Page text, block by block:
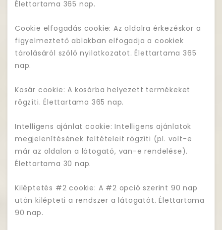
Élettartama 365 nap.
Cookie elfogadás cookie: Az oldalra érkezéskor a
figyelmeztető ablakban elfogadja a cookiek
tárolásáról szóló nyilatkozatot. Élettartama 365
nap.
Kosár cookie: A kosárba helyezett termékeket
rögzíti. Élettartama 365 nap.
Intelligens ajánlat cookie: Intelligens ajánlatok
megjelenítésének feltételeit rögzíti (pl. volt-e
már az oldalon a látogató, van-e rendelése).
Élettartama 30 nap.
Kiléptetés #2 cookie: A #2 opció szerint 90 nap
után kilépteti a rendszer a látogatót. Élettartama
90 nap.